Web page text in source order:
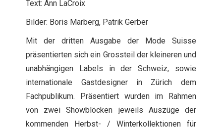
Text: Ann LaCroix
Bilder: Boris Marberg, Patrik Gerber
Mit der dritten Ausgabe der Mode Suisse
präsentierten sich ein Grossteil der kleineren und
unabhängigen Labels in der Schweiz, sowie
internationale Gastdesigner in Zürich dem
Fachpublikum. Präsentiert wurden im Rahmen
von zwei Showblöcken jeweils Auszüge der
kommenden Herbst- / Winterkollektionen für